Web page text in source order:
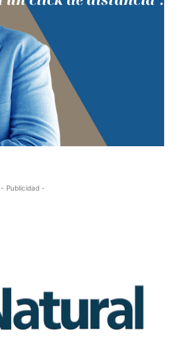
- Publicidad -